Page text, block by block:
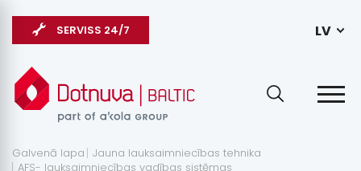
LV
SERVISS 24/7
Galvenā lapa Jauna lauksaimniecības tehnika
AFS- lauksaimniecības vadības sistēmas